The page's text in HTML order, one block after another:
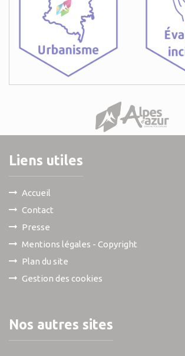
Liens utiles
Accueil
Contact
Presse
Mentions légales - Copyright
Plan du site
Gestion des cookies
Nos autres sites